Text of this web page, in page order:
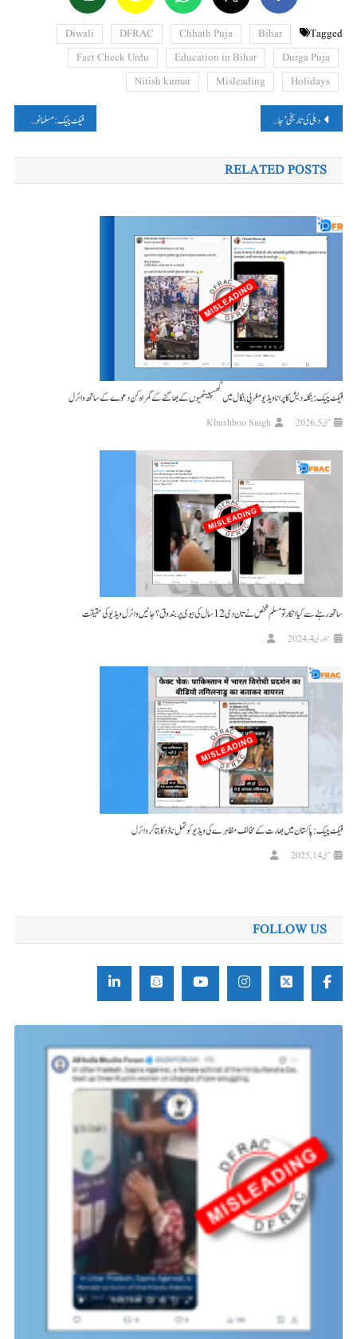
Tagged
Bihar
Chhath Puja
DFRAC
Diwali
Durga Puja
Education in Bihar
Fact Check Urdu
Holidays
Misleading
Nitish kumar
پوسٹوں
کی
نیویگیشن
دہلی کی تاریخی ’جامع مسجد‘ کو وقف بورڈ سے واپس لے گی مرکزی حکومت! پڑھیں فیکٹ چیک فیکٹ چیک: مسلمانوں نے کیا یوپی کے ضلع ہردوئی میں رگھوناتھ مندر پر حملہ؟
RELATED POSTS
فیکٹ چیک: بنگلہ دیش کا پرانا ویڈیو مغربی بنگال میں گھسپیٹھیوں کے بھاگنے کے گمراہ کن دعوے کے ساتھ وائرل
مئی 5, 2026 Khushboo Singh
ساتھ رہنے سے کیا انکار تو مسلم شخص نے تان دی 12 سال کی بیوی پر بندوق؟ جانیں وائرل ویڈیو کی حقیقت
جنوری 4, 2024
فیکٹ چیک: پاکستان میں بھارت کے مخالف مظاہرے کی ویڈیو کو تمل ناڈو کا بتاکر وائرل
مئی 14, 2025
FOLLOW US